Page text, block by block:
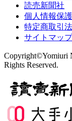
読売新聞社
個人情報保
特定商取引
サイトマップ
Copyright©Yomiuri
Rights Reserved.